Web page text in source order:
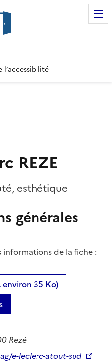
Twitter)
REZE
esthétique
générales
de la fiche :
environ 35 Ko)
Rezé
e-leclerc-atout-sud